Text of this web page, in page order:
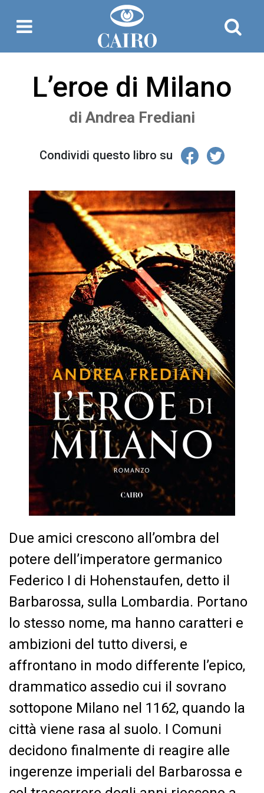
L’eroe di Milano
di Andrea Frediani
Condividi questo libro su
Due amici crescono all’ombra del
potere dell’imperatore germanico
Federico I di Hohenstaufen, detto il
Barbarossa, sulla Lombardia. Portano
lo stesso nome, ma hanno caratteri e
ambizioni del tutto diversi, e
affrontano in modo differente l’epico,
drammatico assedio cui il sovrano
sottopone Milano nel 1162, quando la
città viene rasa al suolo. I Comuni
decidono finalmente di reagire alle
ingerenze imperiali del Barbarossa e